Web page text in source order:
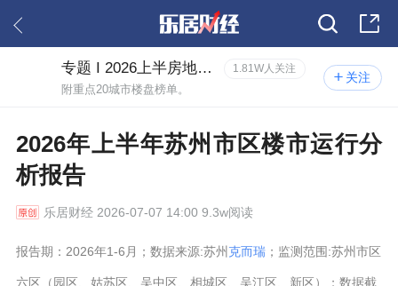
关注
专题 I 2026上半房地产市场研究报告 1.81W人关注
附重点20城市楼盘榜单。
2026年上半年苏州市区楼市运行分
析报告
乐居财经2026-07-07 14:00 9.3w阅读
报告期：2026年1-6月；数据来源:苏州 克而瑞；监测范围:苏州市区
六区（园区、姑苏区、吴中区、相城区、吴江区、新区）；数据截